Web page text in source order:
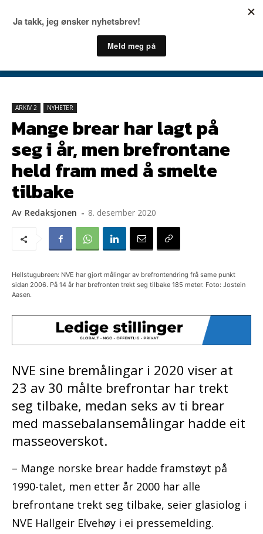
ARKIV 2 NYHETER
Mange brear har lagt på
seg i år, men brefrontane
held fram med å smelte
tilbake
Av Redaksjonen - 8. desember 2020
Hellstugubreen: NVE har gjort målingar av brefrontendring frå same punkt
sidan 2006. På 14 år har brefronten trekt seg tilbake 185 meter. Foto: Jostein
Aasen.
NVE sine bremålingar i 2020 viser at
23 av 30 målte brefrontar har trekt
seg tilbake, medan seks av ti brear
med massebalansemålingar hadde eit
masseoverskot.
– Mange norske brear hadde framstøyt på
1990-talet, men etter år 2000 har alle
brefrontane trekt seg tilbake, seier glasiolog i
NVE Hallgeir Elvehøy i ei pressemelding.